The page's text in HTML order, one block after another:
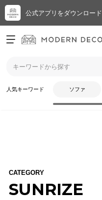
公式アプリをダウンロード
ログイン
新規会員登録
お
ム
人気キーワード ソファ
トップ 全ての商品 ブランド
CATEGORY
SUNRIZE